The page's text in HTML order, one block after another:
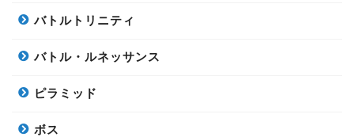
バトルトリニティ
バトル・ルネッサンス
ピラミッド
ボス